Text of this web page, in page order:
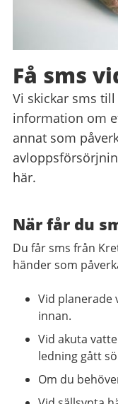
Få sms
Vi skickar sms
information om
annat som
här.
När får du
Du får sms från
händer som
Vid planerade
innan.
Vid akuta
ledning gått
Om du